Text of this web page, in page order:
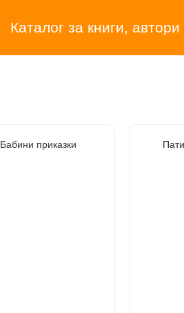
Каталог за книги,
Бабини приказки